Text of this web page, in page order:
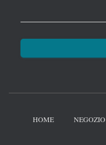
HOME NEGOZIO